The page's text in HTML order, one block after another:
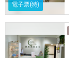
電子票(特)